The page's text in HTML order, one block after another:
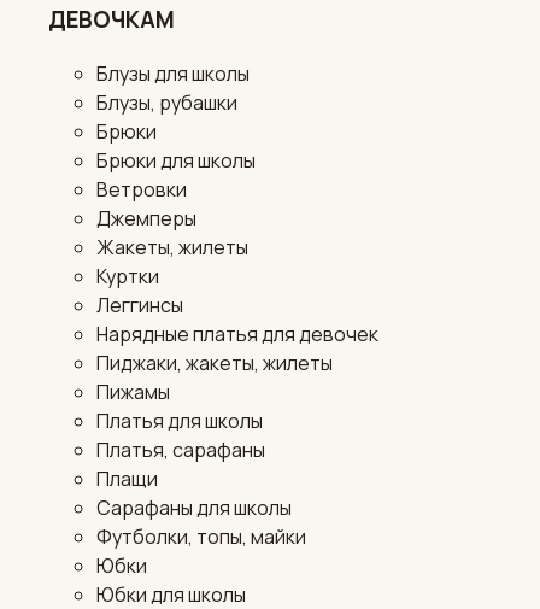
ДЕВОЧКАМ
Блузы для школы
Блузы, рубашки
Брюки
Брюки для школы
Ветровки
Джемперы
Жакеты, жилеты
Куртки
Леггинсы
Нарядные платья для девочек
Пиджаки, жакеты, жилеты
Пижамы
Платья для школы
Платья, сарафаны
Плащи
Сарафаны для школы
Футболки, топы, майки
Юбки
Юбки для школы